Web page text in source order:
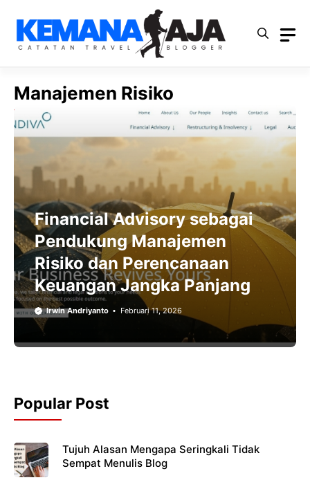
Manajemen Risiko
Financial Advisory sebagai
Pendukung Manajemen
Risiko dan Perencanaan
Keuangan Jangka Panjang
Irwin Andriyanto Februari 11, 2026
Popular Post
Tujuh Alasan Mengapa Seringkali Tidak
Sempat Menulis Blog